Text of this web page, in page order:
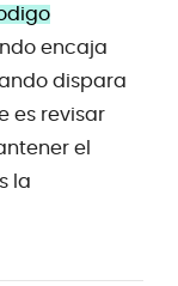
encaja
dispara
es revisar
el
la